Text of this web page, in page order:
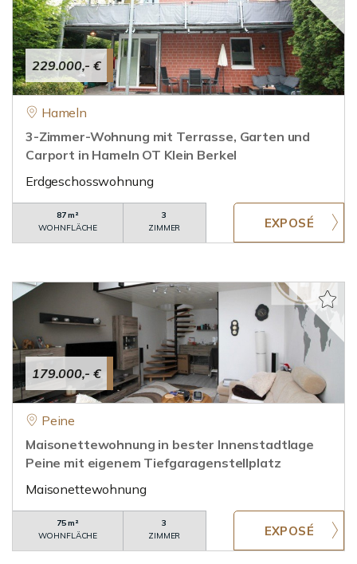
229.000,- €
Hameln
3-Zimmer-Wohnung mit Terrasse, Garten und
Carport in Hameln OT Klein Berkel
Erdgeschosswohnung
87 m²
WOHNFLÄCHE
3
ZIMMER
179.000,- €
Peine
Maisonettewohnung in bester Innenstadtlage
Peine mit eigenem Tiefgaragenstellplatz
Maisonettewohnung
75 m²
WOHNFLÄCHE
3
ZIMMER